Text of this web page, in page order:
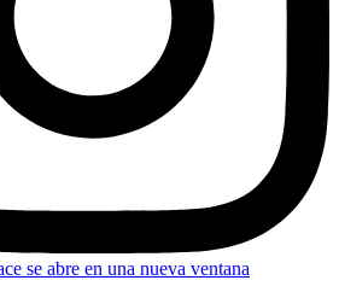
se abre en una nueva ventana